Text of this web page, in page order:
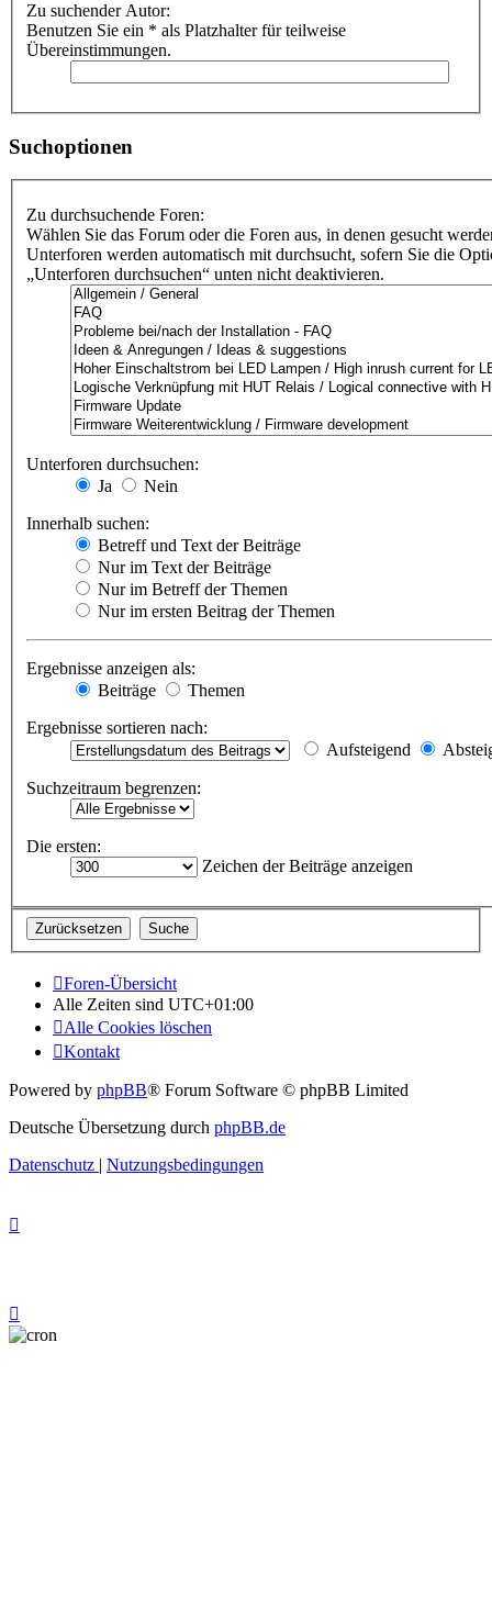
Zu suchender Autor:
Benutzen Sie ein * als Platzhalter für teilweise
Übereinstimmungen.
Suchoptionen
Zu durchsuchende Foren:
Wählen Sie das Forum oder die Foren aus, in denen gesucht
Unterforen werden automatisch mit durchsucht, sofern Sie die
„Unterforen durchsuchen“ unten nicht deaktivieren.
Unterforen durchsuchen:
Ja
Nein
Innerhalb suchen:
Betreff und Text der Beiträge
Nur im Text der Beiträge
Nur im Betreff der Themen
Nur im ersten Beitrag der Themen
Ergebnisse anzeigen als:
Beiträge
Themen
Ergebnisse sortieren nach:
Aufsteigend
Suchzeitraum begrenzen:
Die ersten:
Zeichen der Beiträge anzeigen
Foren-Übersicht
Alle Zeiten sind UTC+01:00
Alle Cookies löschen
Kontakt
Powered by phpBB® Forum Software © phpBB Limited
Deutsche Übersetzung durch phpBB.de
Datenschutz | Nutzungsbedingungen